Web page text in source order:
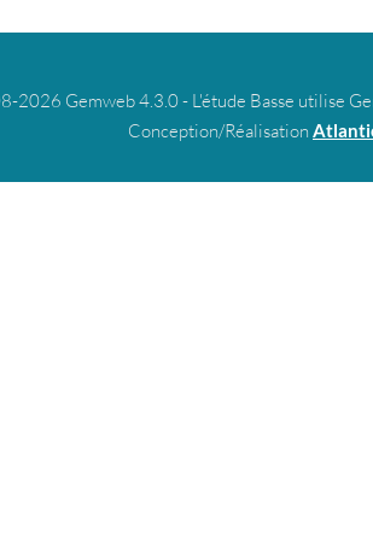
2026 Gemweb 4.3.0 - L'étude Basse utilise
Conception/Réalisation